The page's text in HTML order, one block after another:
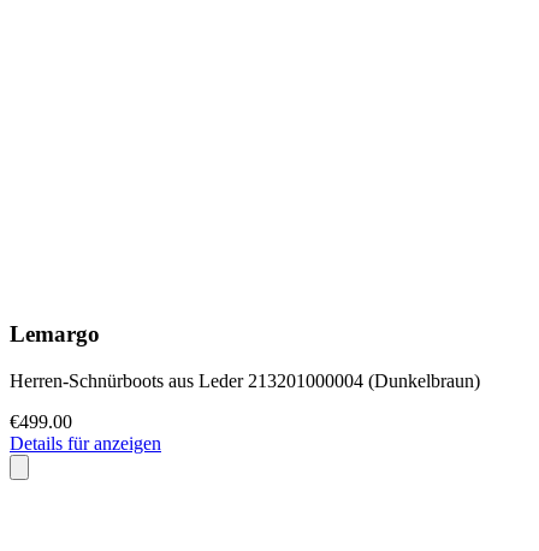
Lemargo
Herren-Schnürboots aus Leder 213201000004 (Dunkelbraun)
€499.00
Details für anzeigen